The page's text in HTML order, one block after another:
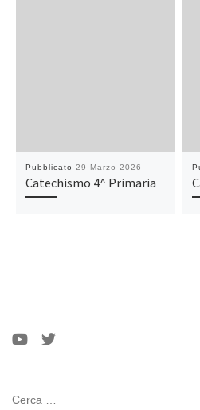
Pubblicato 29 Marzo 2026
Catechismo 4^ Primaria
CERCA